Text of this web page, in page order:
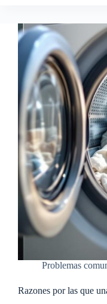
Problemas
Razones por las que